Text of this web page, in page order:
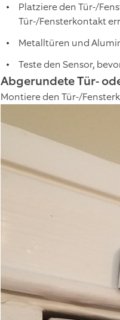
Platziere den Tür-/
Tür-/Fensterkontakt
Metalltüren und
Teste den Sensor,
Abgerundete Tür-
Montiere den Tür-/